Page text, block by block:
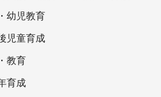
幼児教育
児童育成
教育
育成